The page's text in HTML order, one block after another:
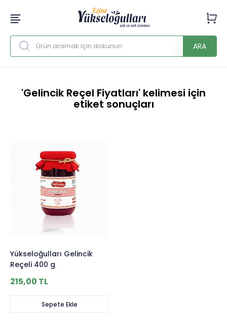
ARA
'Gelincik Reçel Fiyatları' kelimesi için
etiket sonuçları
Yükseloğulları Gelincik
Reçeli 400 g
215,00 TL
Sepete Ekle